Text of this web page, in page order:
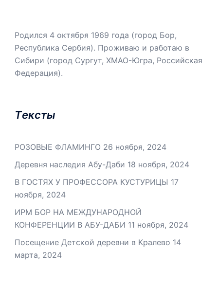
Родился 4 октября 1969 года (город Бор,
Республика Сербия). Проживаю и работаю в
Сибири (город Сургут, ХМАО-Югра, Российская
Федерация).
Tексты
РОЗОВЫЕ ФЛАМИНГО 26 ноября, 2024
Деревня наследия Абу-Даби 18 ноября, 2024
В ГОСТЯХ У ПРОФЕССОРА КУСТУРИЦЫ 17
ноября, 2024
ИРМ БОР НА МЕЖДУНАРОДНОЙ
КОНФЕРЕНЦИИ В АБУ-ДАБИ 11 ноября, 2024
Посещение Детской деревни в Кралево 14
марта, 2024